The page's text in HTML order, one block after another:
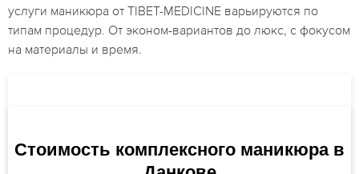
услуги маникюра от TIBET-MEDICINE варьируются по
типам процедур. От эконом-вариантов до люкс, с фокусом
на материалы и время.
Стоимость комплексного маникюра в